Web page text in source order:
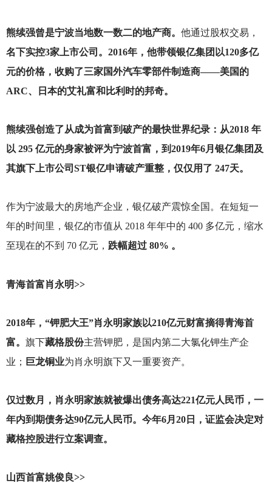
熊续强曾是宁波当地数一数二的地产商。 他通过股权交易，
名下实控3家上市公司。2016年，他带领银亿集团以120多亿
元的价格，收购了三家国外汽车零部件制造商——美国的
ARC、日本的艾礼富和比利时的邦奇。
熊续强创造了从成为首富到破产的最快世界纪录：从2018 年
以 295 亿元的身家被评为宁波首富，到2019年6月银亿集团及
其旗下上市公司ST银亿申请破产重整，仅仅用了 247天。
作为宁波最大的房地产企业，银亿破产震惊全国。在短短一
年的时间里，银亿的市值从 2018 年年中的 400 多亿元，缩水
至现在的不到 70 亿元， 跌幅超过 80% 。
青海首富肖永明>>
2018年，“钾肥大王”肖永明家族以210亿元财富摘得青海首
富。 旗下藏格股份主营钾肥，是国内第二大氯化钾生产企
业； 巨龙铜业为肖永明旗下又一重要资产。
仅过数月，肖永明家族就被爆出债务高达221亿元人民币，一
年内到期债务达90亿元人民币。今年6月20日，证监会决定对
藏格控股进行立案调查。
山西首富姚俊良>>